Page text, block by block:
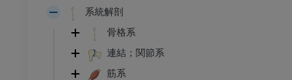
系統解剖
骨格系
連結；関節系
筋系